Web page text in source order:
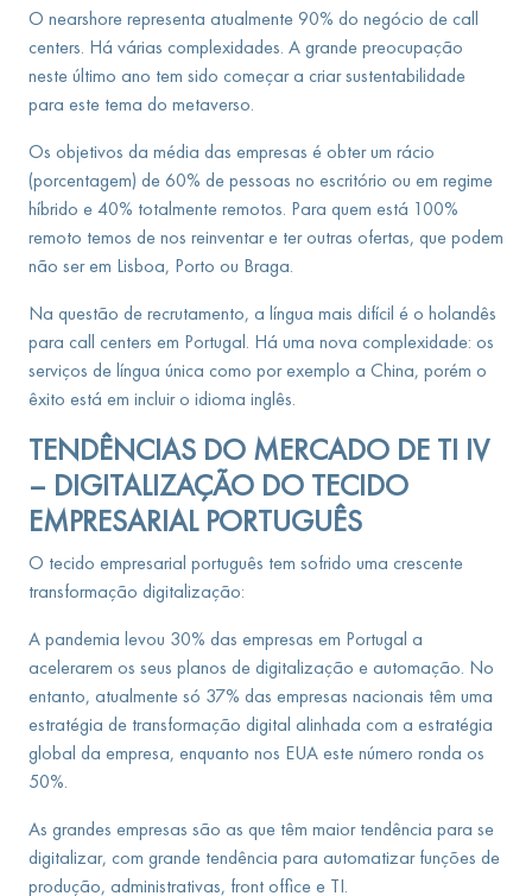
O nearshore representa atualmente 90% do negócio de call
centers. Há várias complexidades. A grande preocupação
neste último ano tem sido começar a criar sustentabilidade
para este tema do metaverso.
Os objetivos da média das empresas é obter um rácio
(porcentagem) de 60% de pessoas no escritório ou em regime
híbrido e 40% totalmente remotos. Para quem está 100%
remoto temos de nos reinventar e ter outras ofertas, que podem
não ser em Lisboa, Porto ou Braga.
Na questão de recrutamento, a língua mais difícil é o holandês
para call centers em Portugal. Há uma nova complexidade: os
serviços de língua única como por exemplo a China, porém o
êxito está em incluir o idioma inglês.
TENDÊNCIAS DO MERCADO DE TI IV
– DIGITALIZAÇÃO DO TECIDO
EMPRESARIAL PORTUGUÊS
O tecido empresarial português tem sofrido uma crescente
transformação digitalização:
A pandemia levou 30% das empresas em Portugal a
acelerarem os seus planos de digitalização e automação. No
entanto, atualmente só 37% das empresas nacionais têm uma
estratégia de transformação digital alinhada com a estratégia
global da empresa, enquanto nos EUA este número ronda os
50%.
As grandes empresas são as que têm maior tendência para se
digitalizar, com grande tendência para automatizar funções de
produção, administrativas, front office e TI.